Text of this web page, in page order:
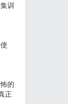
训
的
正